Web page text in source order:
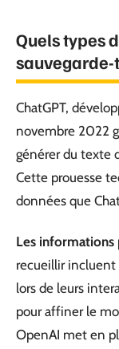
Quels types
sauvegarde-
ChatGPT,
novembre 2022
générer du texte
Cette prouesse
données que
Les informations
recueillir incluent
lors de leurs
pour affiner le
OpenAI met en